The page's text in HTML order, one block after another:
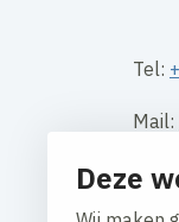
Deze
Tel:
Mail: